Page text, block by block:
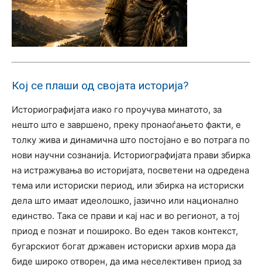
Кој се плаши од својата историја?
Историографијата иако го проучува минатото, за
нешто што е завршено, преку пронаоѓањето факти, е
толку жива и динамична што постојано е во потрага по
нови научни сознанија. Историографијата прави збирка
на истражувања во историјата, посветени на одредена
тема или историски период, или збирка на историски
дела што имаат идеолошко, јазично или национално
единство. Така се прави и кај нас и во регионот, а тој
приод е познат и пошироко. Во еден таков контекст,
бугарскиот богат државен историски архив мора да
биде широко отворен, да има неселективен приод за